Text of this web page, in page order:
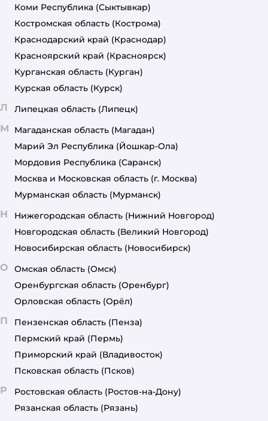
Коми Республика (Сыктывкар)
Костромская область (Кострома)
Краснодарский край (Краснодар)
Красноярский край (Красноярск)
Курганская область (Курган)
Курская область (Курск)
Л Липецкая область (Липецк)
М Магаданская область (Магадан)
Марий Эл Республика (Йошкар-Ола)
Мордовия Республика (Саранск)
Москва и Московская область (г. Москва)
Мурманская область (Мурманск)
Н Нижегородская область (Нижний Новгород)
Новгородская область (Великий Новгород)
Новосибирская область (Новосибирск)
О Омская область (Омск)
Оренбургская область (Оренбург)
Орловская область (Орёл)
П Пензенская область (Пенза)
Пермский край (Пермь)
Приморский край (Владивосток)
Псковская область (Псков)
Р Ростовская область (Ростов-на-Дону)
Рязанская область (Рязань)